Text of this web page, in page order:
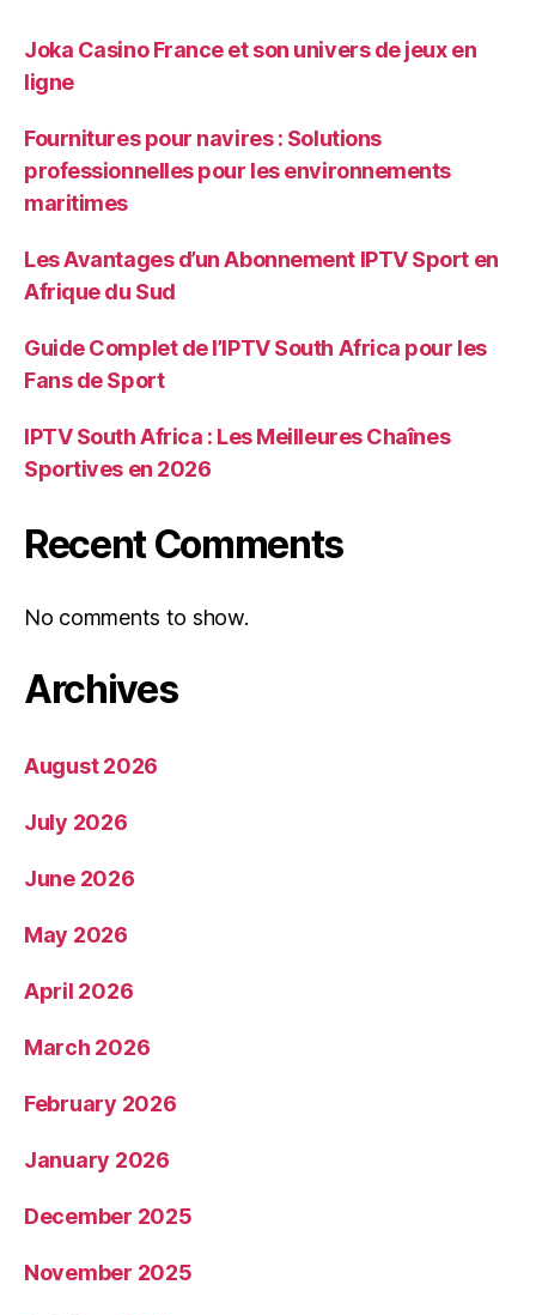
Joka Casino France et son univers de jeux en
ligne
Fournitures pour navires : Solutions
professionnelles pour les environnements
maritimes
Les Avantages d’un Abonnement IPTV Sport en
Afrique du Sud
Guide Complet de l’IPTV South Africa pour les
Fans de Sport
IPTV South Africa : Les Meilleures Chaînes
Sportives en 2026
Recent Comments
No comments to show.
Archives
August 2026
July 2026
June 2026
May 2026
April 2026
March 2026
February 2026
January 2026
December 2025
November 2025